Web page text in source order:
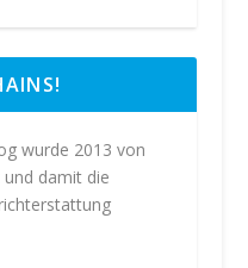
wurde 2013 von
damit die